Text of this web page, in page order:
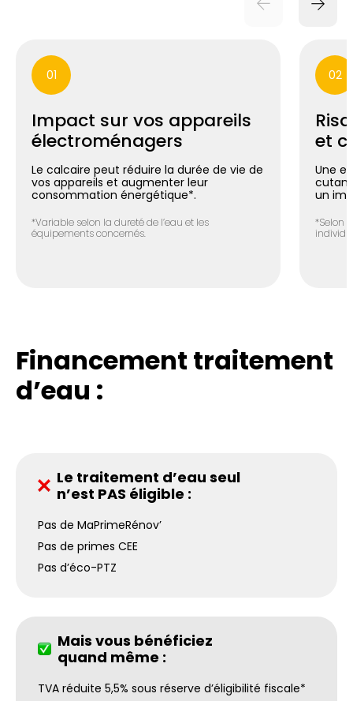
01
Impact sur vos appareils
électroménagers
Le calcaire peut réduire la durée de vie de
vos appareils et augmenter leur
consommation énergétique*.
*Variable selon la dureté de l’eau et les
équipements concernés.
02
et
Une
un
*Selon
Financement traitement
d’eau :
Le traitement d’eau seul
n’est PAS éligible :
Pas de MaPrimeRénov’
Pas de primes CEE
Pas d’éco-PTZ
Mais vous bénéficiez
quand même :
TVA réduite 5,5% sous réserve d’éligibilité fiscale*